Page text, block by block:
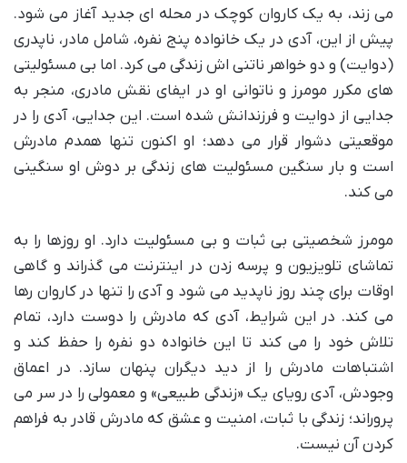
می زند، به یک کاروان کوچک در محله ای جدید آغاز می شود.
پیش از این، آدی در یک خانواده پنج نفره، شامل مادر، ناپدری
(دوایت) و دو خواهر ناتنی اش زندگی می کرد. اما بی مسئولیتی
های مکرر مومرز و ناتوانی او در ایفای نقش مادری، منجر به
جدایی از دوایت و فرزندانش شده است. این جدایی، آدی را در
موقعیتی دشوار قرار می دهد؛ او اکنون تنها همدم مادرش
است و بار سنگین مسئولیت های زندگی بر دوش او سنگینی
می کند.
مومرز شخصیتی بی ثبات و بی مسئولیت دارد. او روزها را به
تماشای تلویزیون و پرسه زدن در اینترنت می گذراند و گاهی
اوقات برای چند روز ناپدید می شود و آدی را تنها در کاروان رها
می کند. در این شرایط، آدی که مادرش را دوست دارد، تمام
تلاش خود را می کند تا این خانواده دو نفره را حفظ کند و
اشتباهات مادرش را از دید دیگران پنهان سازد. در اعماق
وجودش، آدی رویای یک «زندگی طبیعی» و معمولی را در سر می
پروراند؛ زندگی با ثبات، امنیت و عشق که مادرش قادر به فراهم
کردن آن نیست.